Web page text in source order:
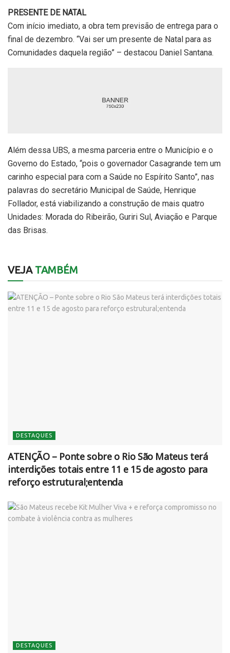
PRESENTE DE NATAL
Com início imediato, a obra tem previsão de entrega para o
final de dezembro. “Vai ser um presente de Natal para as
Comunidades daquela região” – destacou Daniel Santana.
Além dessa UBS, a mesma parceria entre o Município e o
Governo do Estado, “pois o governador Casagrande tem um
carinho especial para com a Saúde no Espírito Santo”, nas
palavras do secretário Municipal de Saúde, Henrique
Follador, está viabilizando a construção de mais quatro
Unidades: Morada do Ribeirão, Guriri Sul, Aviação e Parque
das Brisas.
VEJATAMBÉM
DESTAQUES
ATENÇÃO – Ponte sobre o Rio São Mateus terá
interdições totais entre 11 e 15 de agosto para
reforço estrutural;entenda
DESTAQUES